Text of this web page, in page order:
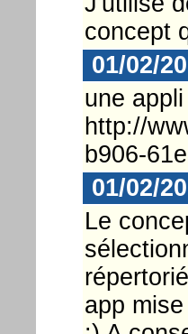
concept
01/02/
une
http://
b906-
01/02/
Le
app